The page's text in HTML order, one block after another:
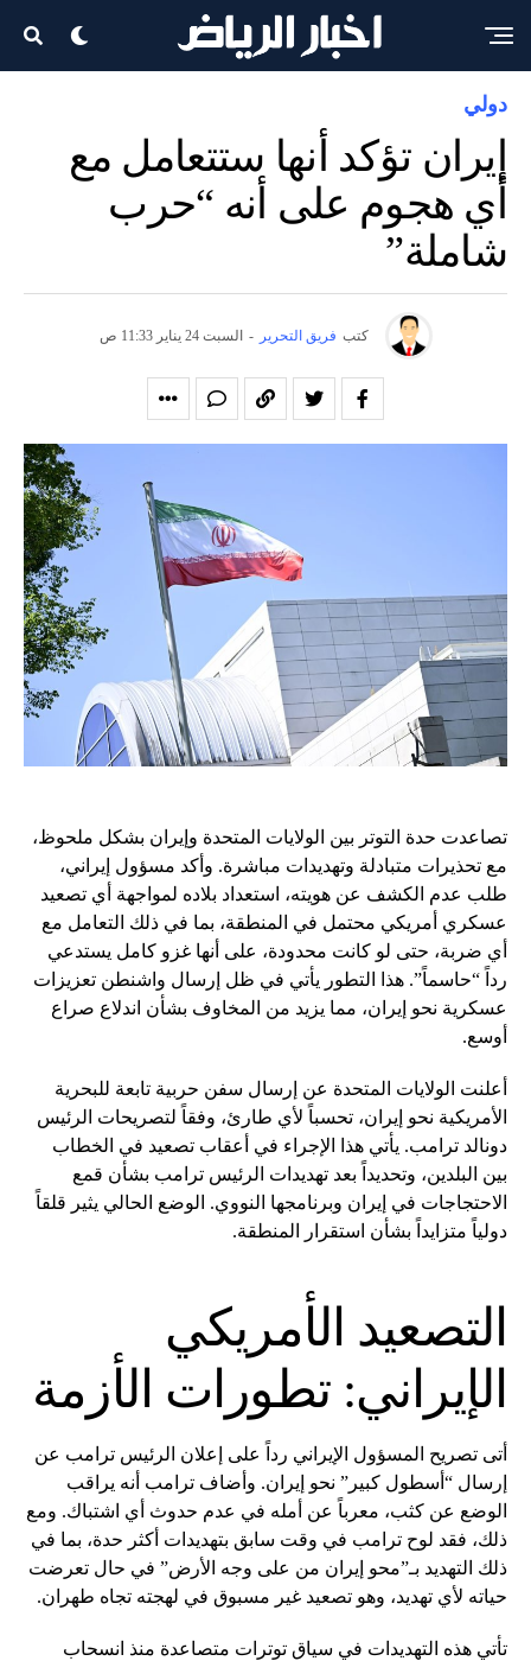
دولي
إيران تؤكد أنها ستتعامل مع
أي هجوم على أنه “حرب
شاملة”
كتب فريق التحرير - السبت 24 يناير 11:33 ص
تصاعدت حدة التوتر بين الولايات المتحدة وإيران بشكل ملحوظ،
مع تحذيرات متبادلة وتهديدات مباشرة. وأكد مسؤول إيراني،
طلب عدم الكشف عن هويته، استعداد بلاده لمواجهة أي تصعيد
عسكري أمريكي محتمل في المنطقة، بما في ذلك التعامل مع
أي ضربة، حتى لو كانت محدودة، على أنها غزو كامل يستدعي
رداً “حاسماً”. هذا التطور يأتي في ظل إرسال واشنطن تعزيزات
عسكرية نحو إيران، مما يزيد من المخاوف بشأن اندلاع صراع
أوسع.
أعلنت الولايات المتحدة عن إرسال سفن حربية تابعة للبحرية
الأمريكية نحو إيران، تحسباً لأي طارئ، وفقاً لتصريحات الرئيس
دونالد ترامب. يأتي هذا الإجراء في أعقاب تصعيد في الخطاب
بين البلدين، وتحديداً بعد تهديدات الرئيس ترامب بشأن قمع
الاحتجاجات في إيران وبرنامجها النووي. الوضع الحالي يثير قلقاً
دولياً متزايداً بشأن استقرار المنطقة.
التصعيد الأمريكي
الإيراني: تطورات الأزمة
أتى تصريح المسؤول الإيراني رداً على إعلان الرئيس ترامب عن
إرسال “أسطول كبير” نحو إيران. وأضاف ترامب أنه يراقب
الوضع عن كثب، معرباً عن أمله في عدم حدوث أي اشتباك. ومع
ذلك، فقد لوح ترامب في وقت سابق بتهديدات أكثر حدة، بما في
ذلك التهديد بـ”محو إيران من على وجه الأرض” في حال تعرضت
حياته لأي تهديد، وهو تصعيد غير مسبوق في لهجته تجاه طهران.
تأتي هذه التهديدات في سياق توترات متصاعدة منذ انسحاب